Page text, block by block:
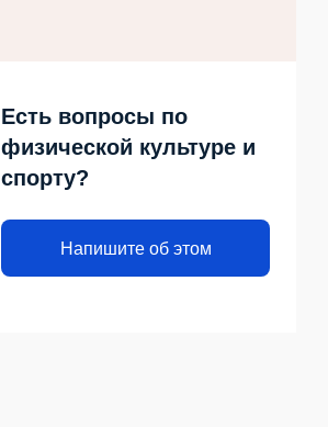
Есть вопросы по
физической культуре и
спорту?
Напишите об этом